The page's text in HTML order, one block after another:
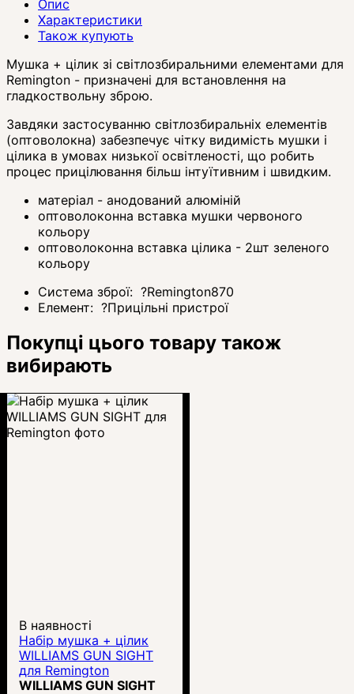
Опис
Характеристики
Також купують
Мушка + цілик зі світлозбиральними елементами для
Remington - призначені для встановлення на
гладкоствольну зброю.
Завдяки застосуванню світлозбиральніх елементів
(оптоволокна) забезпечує чітку видимість мушки і
цілика в умовах низької освітленості, що робить
процес прицілювання більш інтуїтивним і швидким.
матеріал - анодований алюміній
оптоволоконна вставка мушки червоного
кольору
оптоволоконна вставка цілика - 2шт зеленого
кольору
Система зброї: ?Remington870
Елемент: ?Прицільні пристрої
Покупці цього товару також
вибирають
В наявності
Набір мушка + цілик
WILLIAMS GUN SIGHT
для Remington
WILLIAMS GUN SIGHT